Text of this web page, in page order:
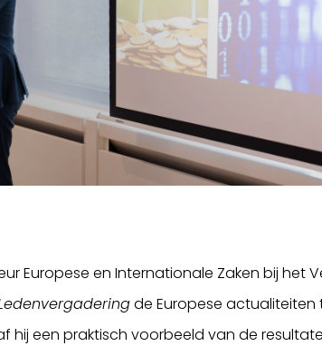
Europese en Internationale Zaken bij het
de Europese
hij een praktisch voorbeeld van de